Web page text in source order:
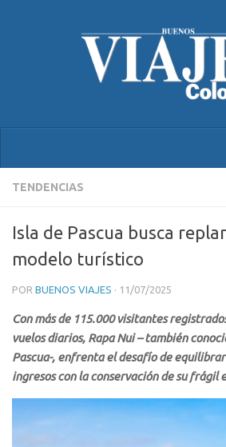
TENDENCIAS
Isla de Pascua busca
modelo turístico
POR BUENOS VIAJES · 11/07/2025
Con más de 115.000 visitantes
vuelos diarios, Rapa Nui – también
Pascua-, enfrenta el desafío de
ingresos con la conservación de su frágil